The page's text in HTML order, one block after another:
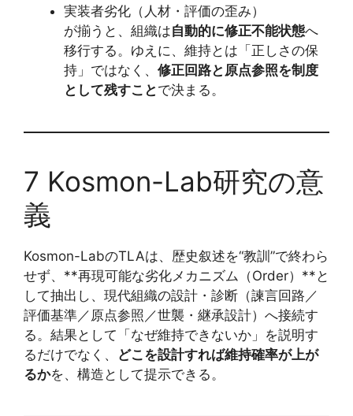
実装者劣化（人材・評価の歪み）
が揃うと、組織は自動的に修正不能状態へ
移行する。ゆえに、維持とは「正しさの保
持」ではなく、 修正回路と原点参照を制度
として残すこと で決まる。
7 Kosmon-Lab研究の意
義
Kosmon-LabのTLAは、歴史叙述を“教訓”で終わら
せず、**再現可能な劣化メカニズム（Order）**と
して抽出し、現代組織の設計・診断（諫言回路／
評価基準／原点参照／世襲・継承設計）へ接続す
る。結果として「なぜ維持できないか」を説明す
るだけでなく、 どこを設計すれば維持確率が上が
るかを、構造として提示できる。